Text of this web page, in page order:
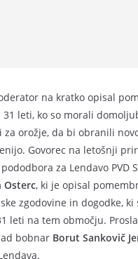
na kratko opisal
31 leti, ko so morali
orožje, da bi obranili
Govorec na letošnji
za Lendavo PVD
Osterc, ki je opisal
zgodovine in dogodke, ki
leti na tem območju.
bobnar Borut Sankovič